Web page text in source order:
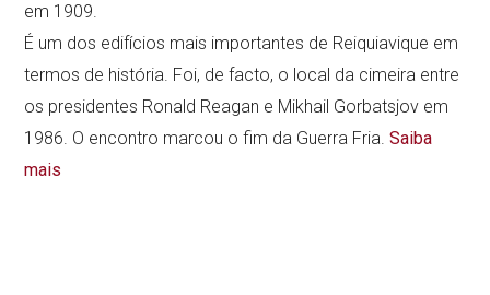
em 1909.
É um dos edifícios mais importantes de Reiquiavique em
termos de história. Foi, de facto, o local da cimeira entre
os presidentes Ronald Reagan e Mikhail Gorbatsjov em
1986. O encontro marcou o fim da Guerra Fria.Saiba
mais